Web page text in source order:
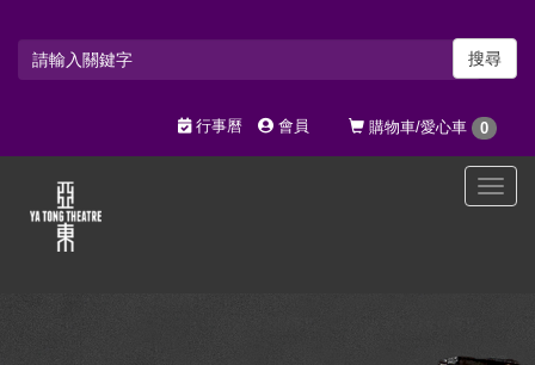
搜尋
購物車/愛心車 0
行事曆 會員
選